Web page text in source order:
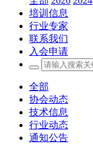
培训信息
行业专家
联系我们
入会申请
全部
协会动态
技术信息
行业动态
通知公告